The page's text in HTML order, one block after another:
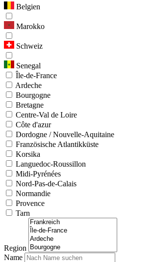
Belgien
Marokko
Schweiz
Senegal
Île-de-France
Ardeche
Bourgogne
Bretagne
Centre-Val de Loire
Côte d'azur
Dordogne / Nouvelle-Aquitaine
Französische Atlantikküste
Korsika
Languedoc-Roussillon
Midi-Pyrénées
Nord-Pas-de-Calais
Normandie
Provence
Tarn
Region
Name